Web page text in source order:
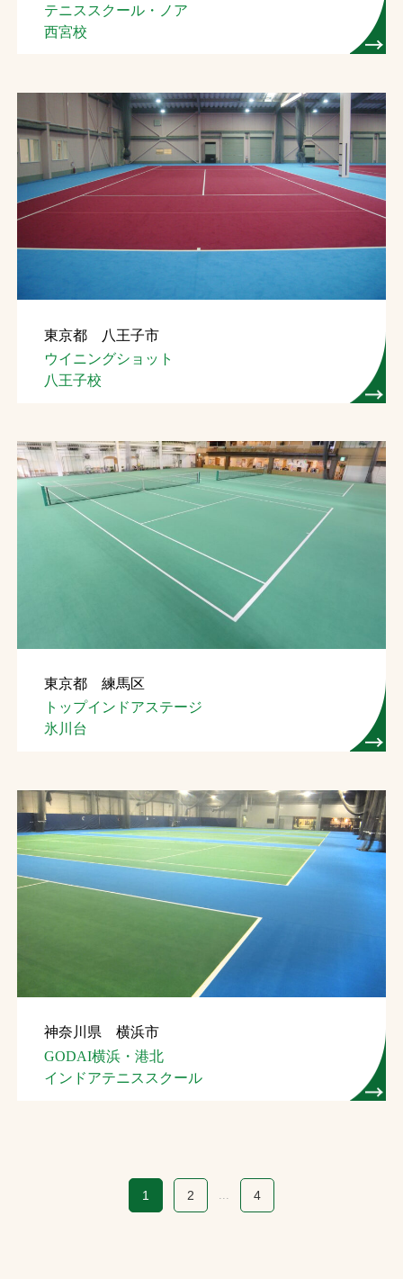
テニススクール・ノア
西宮校
東京都 八王子市
ウイニングショット
八王子校
東京都 練馬区
トップインドアステージ
氷川台
神奈川県 横浜市
GODAI横浜・港北
インドアテニススクール
1 2 ... 4